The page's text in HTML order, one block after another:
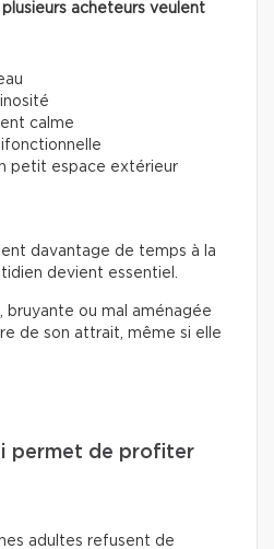
acheteurs veulent
calme
petit espace extérieur
davantage de temps à la
devient essentiel.
bruyante ou mal aménagée
de son attrait, même si elle
permet de profiter
adultes refusent de